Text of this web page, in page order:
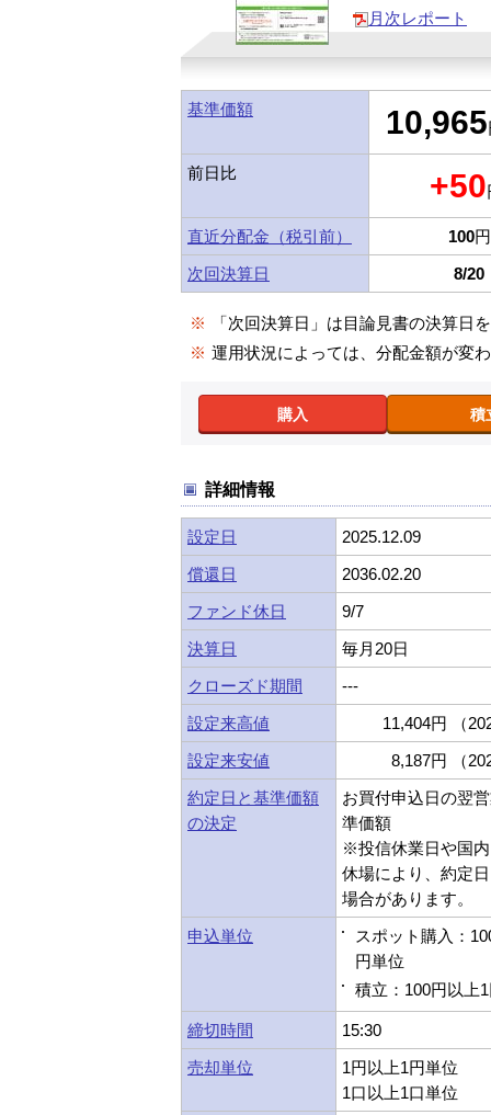
月次レポート
基準価額 10,965
前日比 +50
直近分配金（税引前） 100円
次回決算日
8/20
※
「次回決算日」は目論見書の決算日
※ 運用状況によっては、分配金額が変
購入 積
詳細情報
設定日
2025.12.09
償還日
2036.02.20
ファンド休日
9/7
決算日
毎月20日
クローズド期間
---
設定来高値
11,404円 （
設定来安値
8,187円 （
約定日と基準価額
の決定
お買付申込日の翌
準価額
※投信休業日や国
休場により、約定
場合があります。
申込単位
スポット購入：
円単位
積立：100円以上
締切時間
15:30
売却単位
1円以上1円単位
1口以上1口単位